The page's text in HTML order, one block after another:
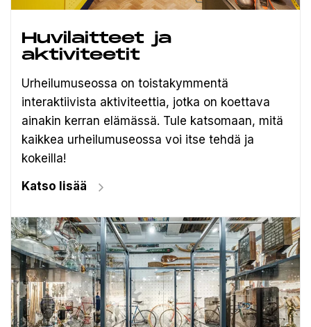
Huvilaitteet ja
aktiviteetit
Urheilumuseossa on toistakymmentä
interaktiivista aktiviteettia, jotka on koettava
ainakin kerran elämässä. Tule katsomaan, mitä
kaikkea urheilumuseossa voi itse tehdä ja
kokeilla!
Katso lisää